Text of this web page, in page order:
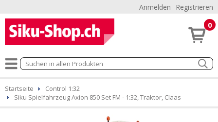
Anmelden Registrieren
0
Startseite
Control 1:32
Siku Spielfahrzeug Axion 850 Set FM - 1:32, Traktor, Claas